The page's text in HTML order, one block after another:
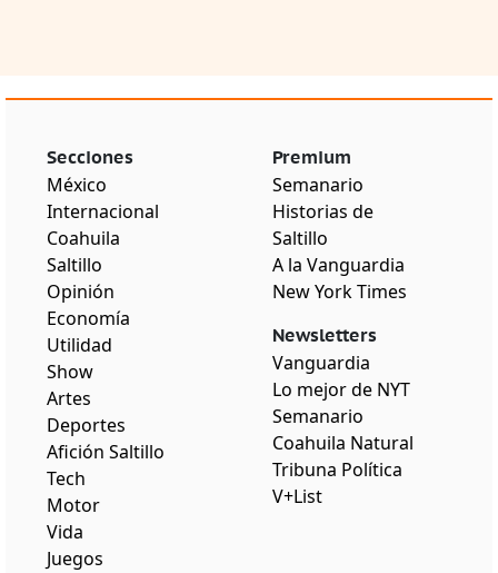
Secciones
México
Internacional
Coahuila
Saltillo
Opinión
Economía
Utilidad
Show
Artes
Deportes
Afición Saltillo
Tech
Motor
Vida
Juegos
Premium
Semanario
Historias de
Saltillo
A la Vanguardia
New York Times
Newsletters
Vanguardia
Lo mejor de NYT
Semanario
Coahuila Natural
Tribuna Política
V+List